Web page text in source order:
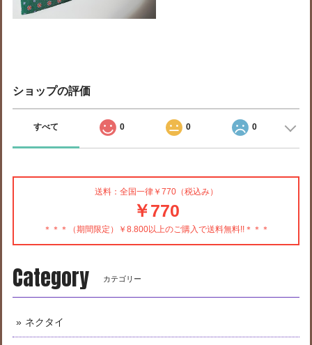
ショップの評価
すべて 0 0 0
送料：全国一律￥770（税込み）
￥770
＊＊＊（期間限定）￥8.800以上のご購入で送料無料!!＊＊＊
Category カテゴリー
ネクタイ